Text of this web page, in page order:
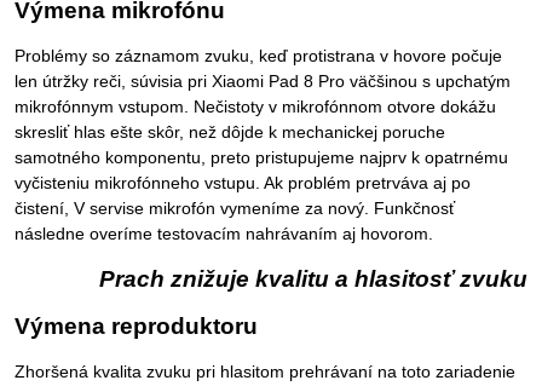
Výmena mikrofónu
Problémy so záznamom zvuku, keď protistrana v hovore počuje
len útržky reči, súvisia pri Xiaomi Pad 8 Pro väčšinou s upchatým
mikrofónnym vstupom. Nečistoty v mikrofónnom otvore dokážu
skresliť hlas ešte skôr, než dôjde k mechanickej poruche
samotného komponentu, preto pristupujeme najprv k opatrnému
vyčisteniu mikrofónneho vstupu. Ak problém pretrváva aj po
čistení, V servise mikrofón vymeníme za nový. Funkčnosť
následne overíme testovacím nahrávaním aj hovorom.
Prach znižuje kvalitu a hlasitosť zvuku
Výmena reproduktoru
Zhoršená kvalita zvuku pri hlasitom prehrávaní na toto zariadenie